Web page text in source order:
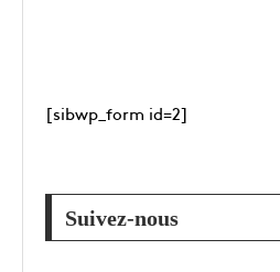
[sibwp_form id=2]
Suivez-nous